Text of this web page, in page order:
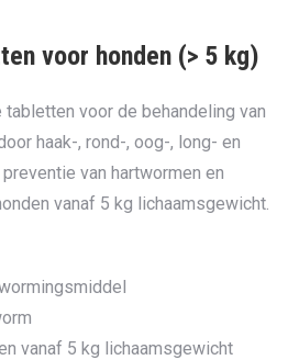
voor honden (> 5 kg)
voor de behandeling van
haak-, rond-, oog-, long- en
van hartwormen en
vanaf 5 kg lichaamsgewicht.
vanaf 5 kg lichaamsgewicht